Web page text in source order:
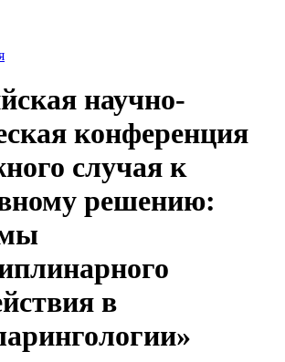
научно-
конференция
случая к
решению:
в